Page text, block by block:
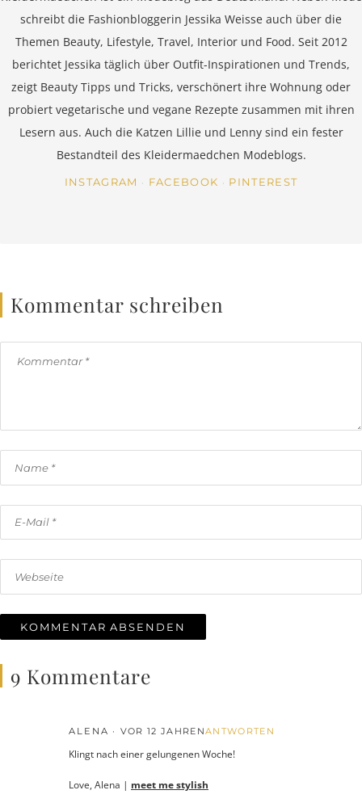
schreibt die Fashionbloggerin Jessika Weisse auch über die
Themen Beauty, Lifestyle, Travel, Interior und Food. Seit 2012
berichtet Jessika täglich über Outfit-Inspirationen und Trends,
zeigt Beauty Tipps und Tricks, verschönert ihre Wohnung oder
probiert vegetarische und vegane Rezepte zusammen mit ihren
Lesern aus. Auch die Katzen Lillie und Lenny sind ein fester
Bestandteil des Kleidermaedchen Modeblogs.
INSTAGRAM FACEBOOK PINTEREST
Kommentar schreiben
9 Kommentare
ALENA VOR 12 JAHRENANTWORTEN
Klingt nach einer gelungenen Woche!
Love, Alena | meet me stylish